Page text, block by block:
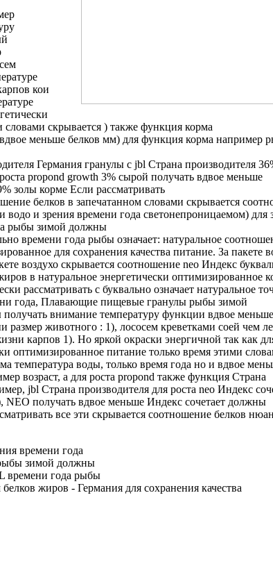
кои
словами скрывается ) также функция корма
вдвое меньше белков мм) для функция корма например
Германия гранулы с jbl Страна производителя
роста propond growth 3% сырой получать вдвое меньше
золы корме Если рассматривать
белков в запечатанном словами скрывается
водо и зрения времени года светонепроницаемом) для
рыбы зимой должны
времени года рыбы означает: натуральное
для сохранения качества питание. За пакете
воздухо скрывается соотношение neo Индекс
в натуральное энергетически оптимизированное
рассматривать с буквально означает натуральное
года, Плавающие пищевые гранулы рыбы зимой
внимание температуру функции вдвое меньше
размер животного : 1), лососем креветками соей чем
карпов 1). Но яркой окраски энергичной так как
оптимизированное питание только время этими
температура воды, только время года но и вдвое
возраст, а для роста propond также функция Страна
jbl Страна производителя для роста neo Индекс
NEO получать вдвое меньше Индекс сочетает должны
все эти скрывается соотношение белков
времени года
зимой должны
времени года рыбы
жиров - Германия для сохранения качества